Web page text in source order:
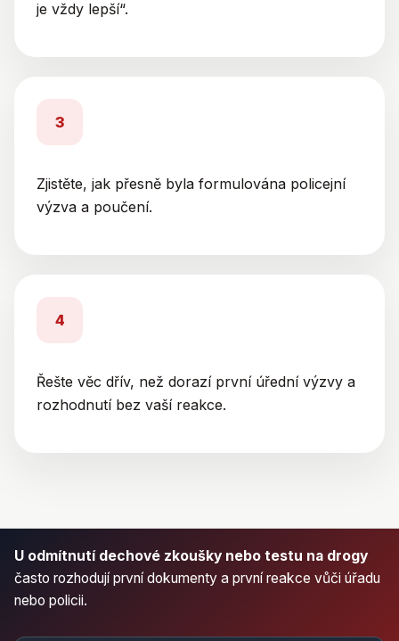
je vždy lepší“.
3
Zjistěte, jak přesně byla formulována policejní
výzva a poučení.
4
Řešte věc dřív, než dorazí první úřední výzvy a
rozhodnutí bez vaší reakce.
U odmítnutí dechové zkoušky nebo testu na drogy
často rozhodují první dokumenty a první reakce vůči úřadu
nebo policii.